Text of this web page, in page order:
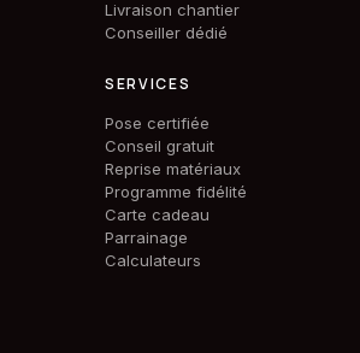
Livraison chantier
Conseiller dédié
SERVICES
Pose certifiée
Conseil gratuit
Reprise matériaux
Programme fidélité
Carte cadeau
Parrainage
Calculateurs